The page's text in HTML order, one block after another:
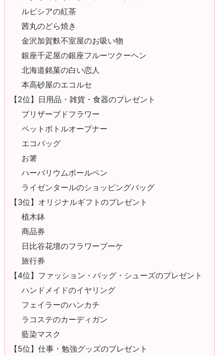
ルピシアの紅茶
茜丸のどら焼き
金沢加賀麩不室屋のお吸い物
銀座千疋屋の銀座フルーツクーヘン
北海道銘菓の白い恋人
本高砂屋のエコルセ
【2位】日用品・雑貨・食器のプレゼント
プリザーブドフラワー
ペットボトルオープナー
エコバッグ
お箸
ハーバリウムボールペン
ライゼンタールのショッピングバッグ
【3位】オリジナルギフトのプレゼント
植木鉢
商品券
日比谷花壇のフラワーブーケ
旅行券
【4位】ファッション・バッグ・シューズのプレゼント
ハンドメイドのイヤリング
フェイラーのハンカチ
ラコステのカーディガン
藍染マスク
【5位】仕事・勉強グッズのプレゼント